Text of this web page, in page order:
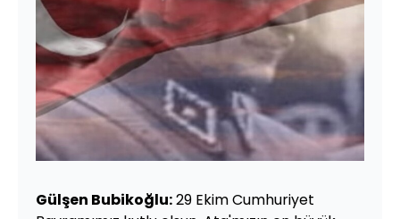
Gülşen Bubikoğlu:29 Ekim Cumhuriyet